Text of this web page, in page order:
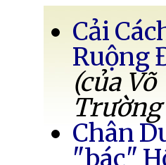
Cải
Ruộng
(của Võ
Trường
Chân
"bác"